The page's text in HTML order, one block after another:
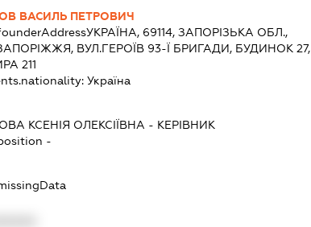
ВАСИЛЬ ПЕТРОВИЧ
УКРАЇНА, 69114, ЗАПОРІЗЬКА ОБЛ.,
ВУЛ.ГЕРОЇВ 93-Ї БРИГАДИ, БУДИНОК 27,
211
Україна
КСЕНІЯ ОЛЕКСІЇВНА - КЕРІВНИК
-